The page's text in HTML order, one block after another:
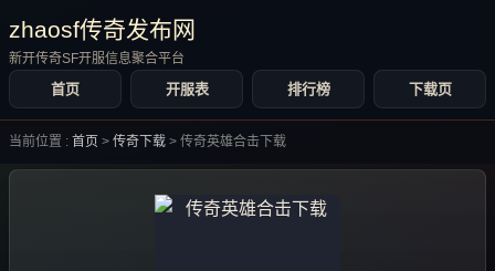
zhaosf传奇发布网
新开传奇SF开服信息聚合平台
首页 开服表 排行榜 下载页
当前位置 : 首页 > 传奇下载 > 传奇英雄合击下载